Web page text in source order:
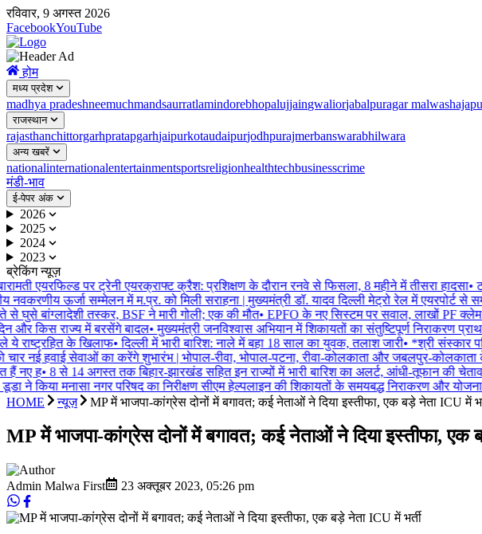
रविवार, 9 अगस्त 2026
FacebookYouTube
होम
मध्य प्रदेश
madhya pradeshneemuchmandsaurratlamindorebhopalujjaingwaliorjabalpuragar malwa
राजस्थान
rajasthanchittorgarhpratapgarhjaipurkotaudaipurjodhpurajmerbanswarabhilwara
अन्य खबरें
nationalinternationalentertainmentsportsreligionhealthtechbusinesscrime
मंडी-भाव
ई-पेपर अंक
2026
2025
2024
2023
ब्रेकिंग न्यूज़
एयरफिल्ड पर ट्रेनी एयरक्राफ्ट क्रैश: प्रशिक्षण के दौरान रनवे से फिसला, 8 महीने में तीसरा हादसा•
नवकरणीय ऊर्जा सम्मेलन में म.प्र. को मिली सराहना | मुख्यमंत्री डॉ. यादव दिल्ली मेट्रो रेल में एयरपोर्ट
घुसे बांग्लादेशी तस्कर, BSF ने मारी गोली; एक की मौत•EPFO के नए सिस्टम पर सवाल, लाखों PF क्लेम
और किस राज्य में बरसेंगे बादल•मुख्यमंत्री जनविश्वास अभियान में शिकायतों का संतुष्टिपूर्ण निराकरण
राष्ट्रहित के खिलाफ•दिल्ली में भारी बारिश: नाले में बहा 18 साल का युवक, तलाश जारी•*श्री संस्कार
चार नई हवाई सेवाओं का करेंगे शुभारंभ | भोपाल-रीवा, भोपाल-पटना, रीवा-कोलकाता और जबलपुर-
हैं नए ह•8 से 14 अगस्त तक बिहार-झारखंड सहित इन राज्यों में भारी बारिश का अलर्ट, आंधी-तूफान की
ने किया मनासा नगर परिषद का निरीक्षण सीएम हेल्पलाइन की शिकायतों के समयबद्ध निराकरण और
HOME
न्यूज़ MP में भाजपा-कांग्रेस दोनों में बगावत; कई नेताओं ने दिया इस्तीफा, एक बड़े नेता ICU में
MP में भाजपा-कांग्रेस दोनों में बगावत; कई नेताओं ने दिया इस्तीफा, एक
Admin Malwa First 23 अक्तूबर 2023, 05:26 pm